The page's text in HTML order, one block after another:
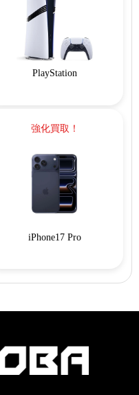
PlayStation
強化買取！
iPhone17 Pro